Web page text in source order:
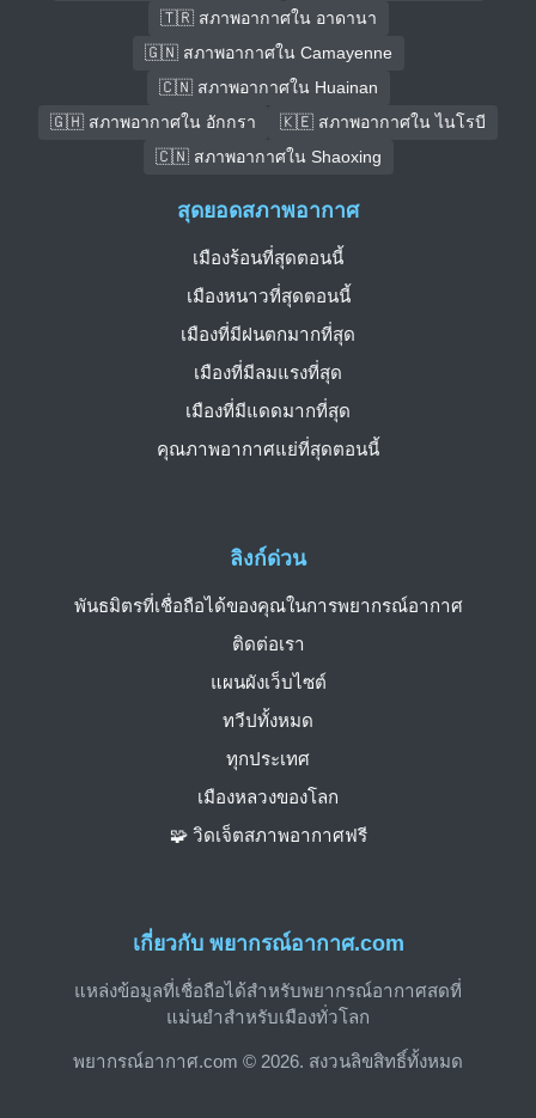
🇹🇷 สภาพอากาศใน อาดานา
🇬🇳 สภาพอากาศใน Camayenne
🇨🇳 สภาพอากาศใน Huainan
🇬🇭 สภาพอากาศใน อักกรา
🇰🇪 สภาพอากาศใน ไนโรบี
🇨🇳 สภาพอากาศใน Shaoxing
เกี่ยวกับ พยากรณ์อากาศ.com
แหล่งข้อมูลที่เชื่อถือได้สำหรับพยากรณ์อากาศสดที่
แม่นยำสำหรับเมืองทั่วโลก
พยากรณ์อากาศ.com © 2026. สงวนลิขสิทธิ์ทั้งหมด
ลิงก์ด่วน
พันธมิตรที่เชื่อถือได้ของคุณในการพยากรณ์อากาศ
ติดต่อเรา
แผนผังเว็บไซต์
ทวีปทั้งหมด
ทุกประเทศ
เมืองหลวงของโลก
🧩 วิดเจ็ตสภาพอากาศฟรี
สุดยอดสภาพอากาศ
เมืองร้อนที่สุดตอนนี้
เมืองหนาวที่สุดตอนนี้
เมืองที่มีฝนตกมากที่สุด
เมืองที่มีลมแรงที่สุด
เมืองที่มีแดดมากที่สุด
คุณภาพอากาศแย่ที่สุดตอนนี้